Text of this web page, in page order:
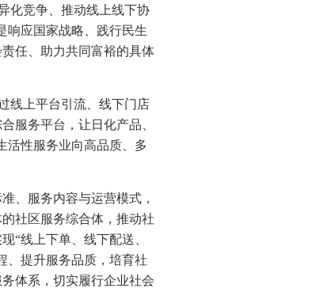
化竞争、推动线上线下协
响应国家战略、践行民生
任、助力共同富裕的具体
线上平台引流、线下门店
服务平台，让日化产品、
活性服务业向高品质、多
、服务内容与运营模式，
社区服务综合体，推动社
“线上下单、线下配送、
、提升服务品质，培育社
体系，切实履行企业社会